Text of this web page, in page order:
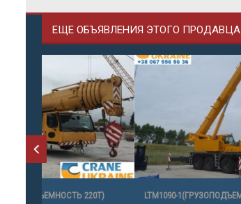
ЕЩЕ ОБЪЯВЛЕНИЯ ЭТОГО ПРОДАВЦА
LTM1090-1(ГРУЗОПОДЪЕМНОСТЬ 90Т)